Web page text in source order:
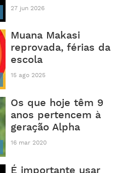
27 jun 2026
Muana Makasi
reprovada, férias da
escola
15 ago 2025
Os que hoje têm 9
anos pertencem à
geração Alpha
16 mar 2020
É importante usar